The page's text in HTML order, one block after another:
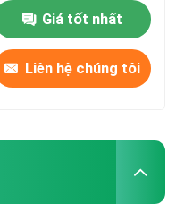
Giá tốt nhất
Liên hệ chúng tôi